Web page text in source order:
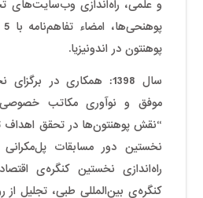
و علمی، راه‌اندازی وب‌سایت­‌های
پوهنتون در اندونیزیا.
سال 1398
:همکاری در برگزای
موفق و نوآوری مکاتب خصوصی
“نقش پوهنتون‌ها در تحقق اهداف
راه‌اندازی نخستین کنگره‌ی
کنگره‌ی بین‌المللی طبی، تجلیل از